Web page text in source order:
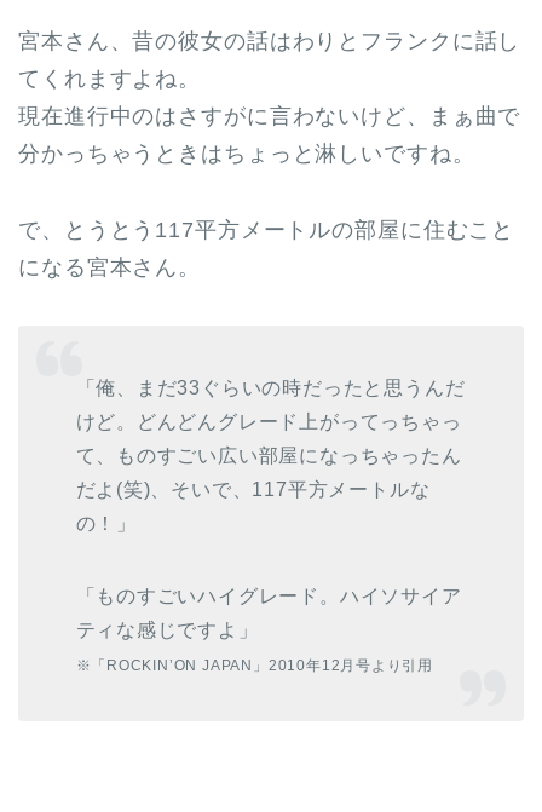
宮本さん、昔の彼女の話はわりとフランクに話し
てくれますよね。
現在進行中のはさすがに言わないけど、まぁ曲で
分かっちゃうときはちょっと淋しいですね。
で、とうとう117平方メートルの部屋に住むこと
になる宮本さん。
「俺、まだ33ぐらいの時だったと思うんだ
けど。どんどんグレード上がってっちゃっ
て、ものすごい広い部屋になっちゃったん
だよ(笑)、そいで、117平方メートルな
の！」
「ものすごいハイグレード。ハイソサイア
ティな感じですよ」
※「ROCKIN’ON JAPAN」2010年12月号より引用